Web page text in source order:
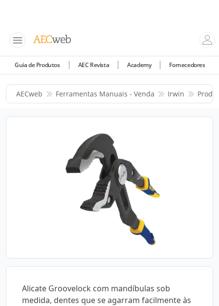
Guia de Produtos AEC Revista Academy Fornecedores
AECweb Ferramentas Manuais - Venda Irwin
Alicate Groovelock com mandíbulas sob
medida, dentes que se agarram facilmente às